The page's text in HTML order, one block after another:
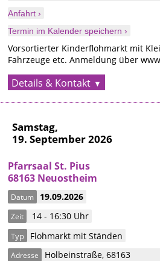
Anfahrt ›
Termin im Kalender speichern ›
Vorsortierter Kinderflohmarkt mit
Fahrzeuge etc. Anmeldung über
Details & Kontakt
Samstag,
19. September 2026
Pfarrsaal St. Pius
68163 Neuostheim
Datum 19.09.2026
Zeit 14 - 16:30 Uhr
Typ Flohmarkt mit Ständen
Adresse Holbeinstraße,68163